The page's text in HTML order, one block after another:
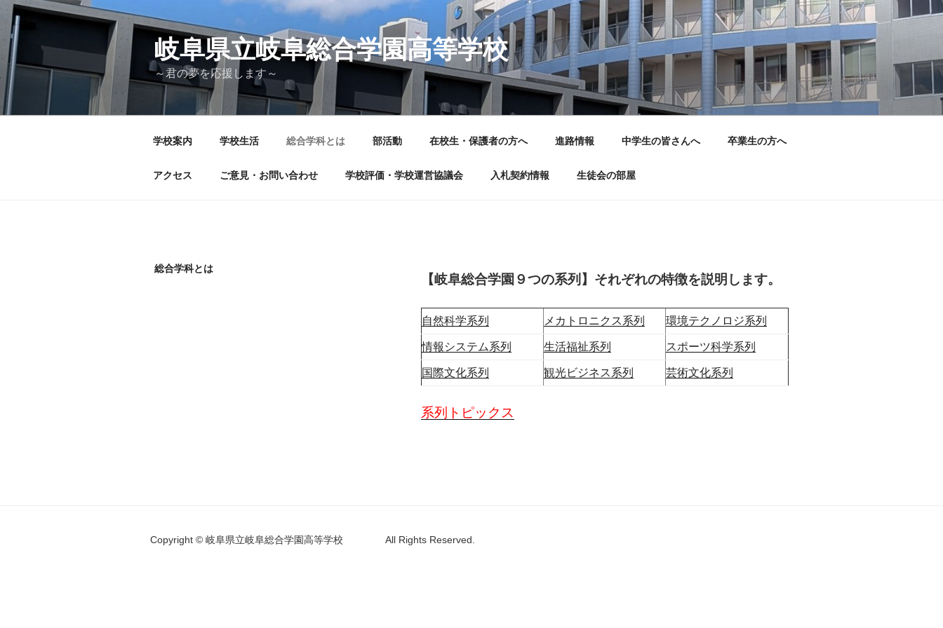
コ
テ
ン
ツ
へ
ス
岐阜県立岐阜総合学園高等学校
～君の夢を応援します～
学校案内 学校生活 総合学科とは 部活動 在校生・保護者の方へ 進路情報 中学生の皆さんへ 卒業生の方へ
アクセス ご意見・お問い合わせ 学校評価・学校運営協議会 入札契約情報 生徒会の部屋
総合学科とは
【岐阜総合学園９つの系列】 それぞれの特徴を説明します。
自然科学系列 メカトロニクス系列 環境テクノロジ系列
情報システム系列 生活福祉系列 スポーツ科学系列
国際文化系列 観光ビジネス系列 芸術文化系列
系列トピックス
Copyright © 岐阜県立岐阜総合学園高等学校 All Rights Reserved.